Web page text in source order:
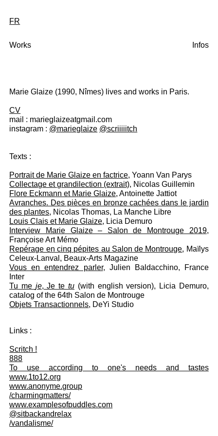
FR
Works Infos
Marie Glaize (1990, Nîmes) lives and works in Paris.
CV
mail : marieglaizeatgmail.com
instagram : @marieglaize @scriiiiitch
Texts :
Portrait de Marie Glaize en factrice, Yoann Van Parys
Collectage et grandilection (extrait), Nicolas Guillemin
Flore Eckmann et Marie Glaize, Antoinette Jattiot
Avranches. Des pièces en bronze cachées dans le jardin
des plantes, Nicolas Thomas, La Manche Libre
Louis Clais et Marie Glaize, Licia Demuro
Interview Marie Glaize – Salon de Montrouge 2019,
Françoise Art Mémo
Repérage en cinq pépites au Salon de Montrouge, Maïlys
Celeux-Lanval, Beaux-Arts Magazine
Vous en entendrez parler, Julien Baldacchino, France
Inter
Tu me je, Je tetu (with english version), Licia Demuro,
catalog of the 64th Salon de Montrouge
Objets Transactionnels, DeYi Studio
Links :
Scritch !
888
To use according to one's needs and tastes
www.1to12.org
www.anonyme.group
/charmingmatters/
www.examplesofpuddles.com
@sitbackandrelax
/vandalisme/